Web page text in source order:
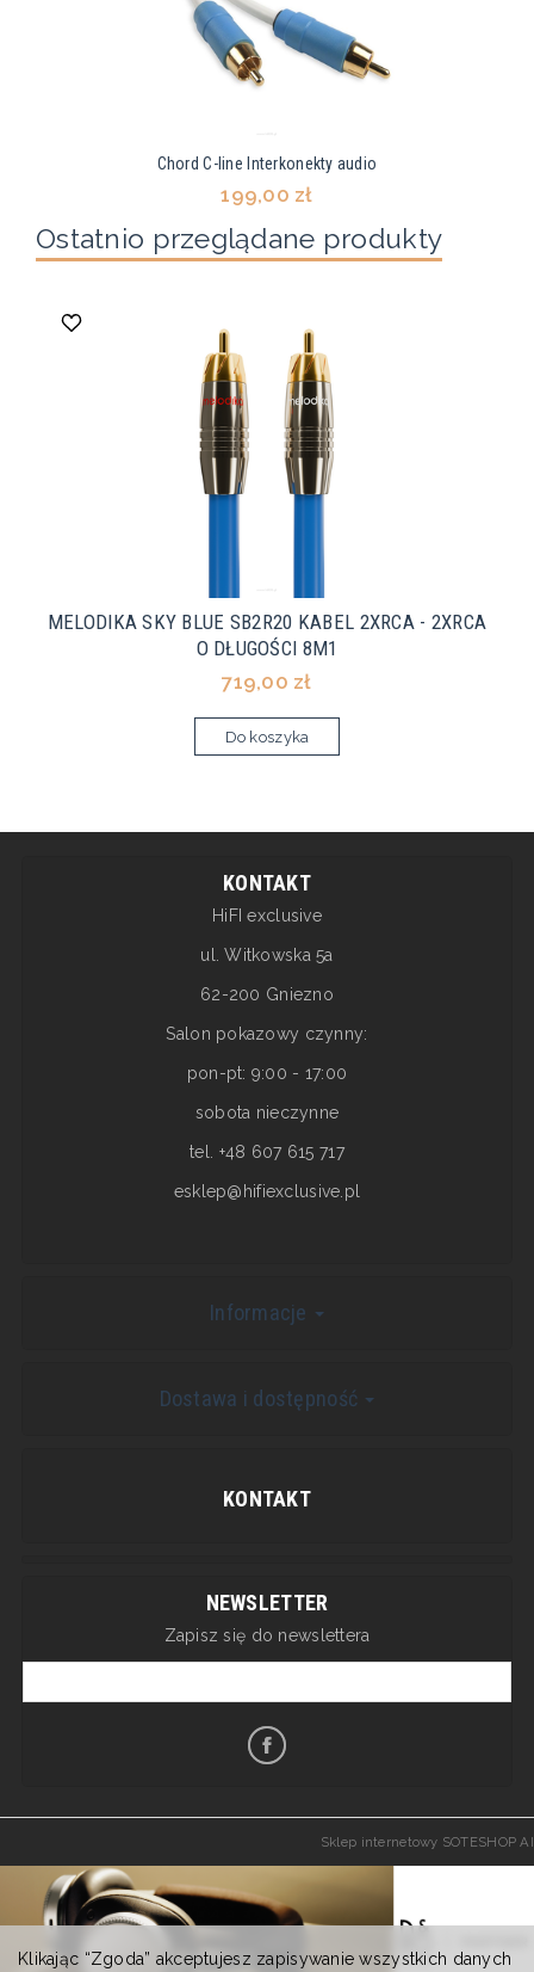
Chord C-line Interkonekty audio
199,00 zł
Ostatnio przeglądane produkty
MELODIKA SKY BLUE SB2R20 KABEL 2XRCA - 2XRCA
O DŁUGOŚCI 8M1
719,00 zł
Do koszyka
KONTAKT
HiFI exclusive
ul. Witkowska 5a
62-200 Gniezno
Salon pokazowy czynny:
pon-pt: 9:00 - 17:00
sobota nieczynne
tel. +48 607 615 717
esklep@hifiexclusive.pl
Informacje
Dostawa i dostępność
KONTAKT
NEWSLETTER
Zapisz się do newslettera
Sklep internetowy SOTESHOP AI
Klikając “Zgoda” akceptujesz zapisywanie wszystkich danych